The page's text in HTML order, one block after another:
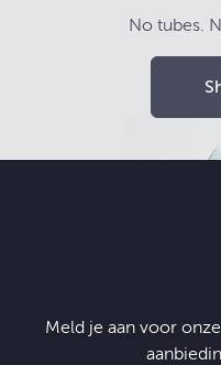
No tubes.
Meld je aan voor